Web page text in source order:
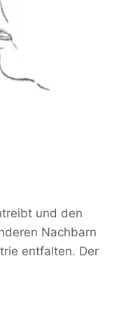
und den
Nachbarn
entfalten. Der